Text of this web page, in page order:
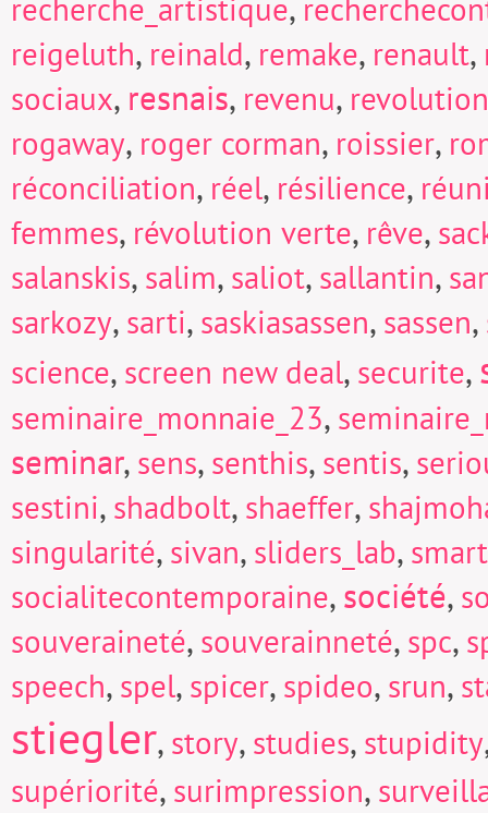
recherche_artistique
reigeluth, reinald, remake, renault,
sociaux, resnais, revenu, revolution
rogaway, roger corman, roissier,
réconciliation, réel, résilience,
femmes, révolution verte, rêve,
salanskis, salim, saliot, sallantin,
sarkozy, sarti, saskiasassen, sassen,
science, screen new deal, securite,
seminaire_monnaie_23,
seminar, sens, senthis, sentis,
sestini, shadbolt, shaeffer,
singularité, sivan, sliders_lab,
socialitecontemporaine,société,
souveraineté, souverainneté, spc,
speech, spel, spicer, spideo, srun,
stiegler, story, studies, stupidity
supériorité, surimpression,